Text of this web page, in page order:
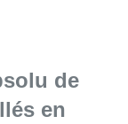
de
en